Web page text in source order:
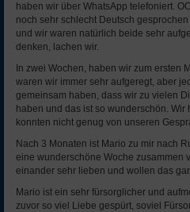
haben wir über WhatsApp telefoniert.
noch sehr schlecht Deutsch
und wir waren natürlich beide sehr
denken, lachen wir.
In zwei Wochen, haben wir zum ersten
waren wir immer sehr aufgeregt, aber
gemeinsam haben, dass wir zu vielen
haben und das ist so wunderschön.
konnten nicht genug von unseren
Nach 3 Monaten ist Mario zu mir nach
eine wunderschöne Woche zusammen
einander sehr lieben und wollen das
Mario ist ein sehr fürsorglicher und
zuvor so viel Liebe gespürt, soviel